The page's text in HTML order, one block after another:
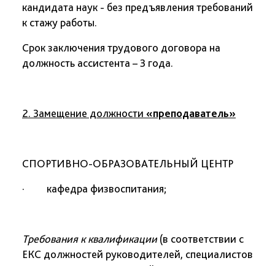
кандидата наук - без предъявления требований
к стажу работы.
Срок заключения трудового договора на
должность ассистента – 3 года.
2. Замещение должности «преподаватель»
СПОРТИВНО-ОБРАЗОВАТЕЛЬНЫЙ ЦЕНТР
· кафедра физвоспитания;
Требования к квалификации (в соответствии с
ЕКС должностей руководителей, специалистов